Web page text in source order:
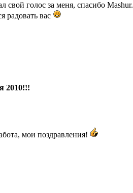
свой голос за меня, спасибо Mashur.
радовать вас
2010!!!
мои поздравления!